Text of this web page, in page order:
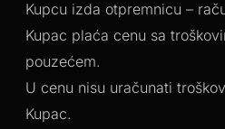
Kupcu izda otpremnicu –
Kupac plaća cenu sa
pouzećem.
U cenu nisu uračunati
Kupac.